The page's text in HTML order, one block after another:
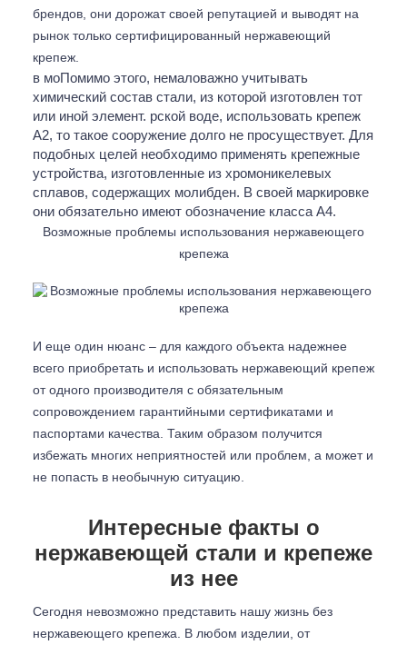
брендов, они дорожат своей репутацией и выводят на
рынок только сертифицированный нержавеющий
крепеж.
в моПомимо этого, немаловажно учитывать
химический состав стали, из которой изготовлен тот
или иной элемент. рской воде, использовать крепеж
А2, то такое сооружение долго не просуществует. Для
подобных целей необходимо применять крепежные
устройства, изготовленные из хромоникелевых
сплавов, содержащих молибден. В своей маркировке
они обязательно имеют обозначение класса А4.
Возможные проблемы использования нержавеющего
крепежа
И еще один нюанс – для каждого объекта надежнее
всего приобретать и использовать нержавеющий крепеж
от одного производителя с обязательным
сопровождением гарантийными сертификатами и
паспортами качества. Таким образом получится
избежать многих неприятностей или проблем, а может и
не попасть в необычную ситуацию.
Интересные факты о
нержавеющей стали и крепеже
из нее
Сегодня невозможно представить нашу жизнь без
нержавеющего крепежа. В любом изделии, от